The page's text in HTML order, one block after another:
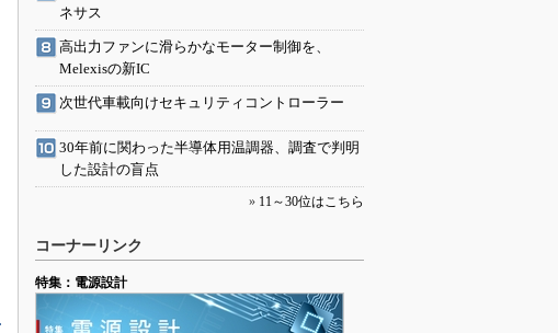
ネサス
高出力ファンに滑らかなモーター制御を、
Melexisの新IC
次世代車載向けセキュリティコントローラー
30年前に関わった半導体用温調器、調査で判明
した設計の盲点
» 11～30位はこちら
コーナーリンク
特集：電源設計